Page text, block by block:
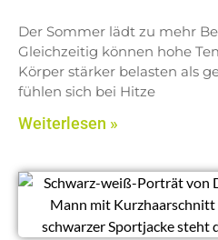
Der Sommer lädt zu mehr
Gleichzeitig können hohe
Körper stärker belasten als
fühlen sich bei Hitze
Weiterlesen »